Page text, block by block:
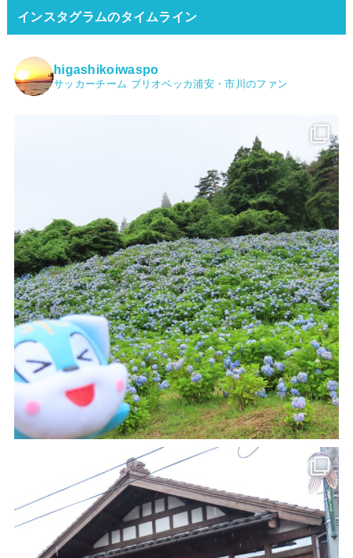
インスタグラムのタイムライン
higashikoiwaspo
サッカーチーム ブリオベッカ浦安・市川のファン